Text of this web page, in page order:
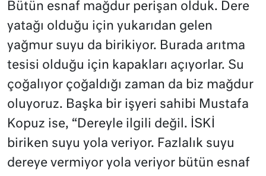
Bütün esnaf mağdur perişan olduk. Dere
yatağı olduğu için yukarıdan gelen
yağmur suyu da birikiyor. Burada arıtma
tesisi olduğu için kapakları açıyorlar. Su
çoğalıyor çoğaldığı zaman da biz mağdur
oluyoruz. Başka bir işyeri sahibi Mustafa
Kopuz ise, “Dereyle ilgili değil. İSKİ
biriken suyu yola veriyor. Fazlalık suyu
dereye vermiyor yola veriyor bütün esnaf